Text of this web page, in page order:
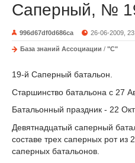
Саперный, №
996d67df0d686ca 26-06-2009,
База знаний Ассоциации / "С"
19-й Саперный батальон.
Старшинство батальона с 27
Батальонный праздник - 22
Девятнадцатый саперный
составе трех саперных рот из
саперных батальонов.